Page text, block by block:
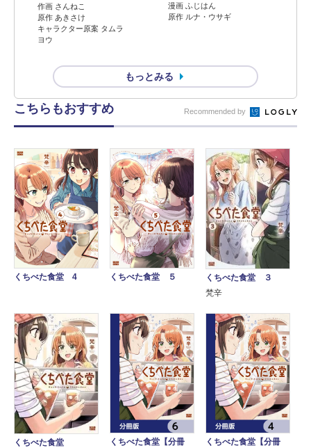
作画 さんねこ
原作 あきさけ
キャラクター原案 タムラ
ヨウ
漫画 ふじはん
原作 ルナ・ウサギ
もっとみる
こちらもおすすめ Recommended by
くちべた食堂 4 くちべた食堂 ５
くちべた食堂 ３
梵辛
くちべた食堂
くちべた食堂【分冊
くちべた食堂【分冊